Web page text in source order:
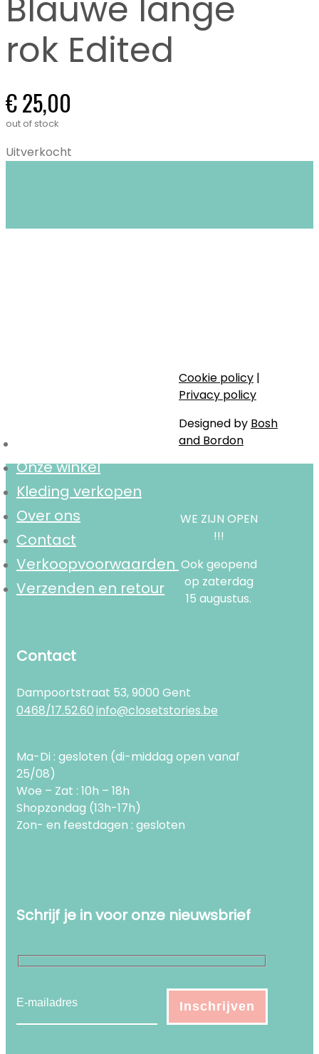
Blauwe lange
rok Edited
€25,00
out of stock
Uitverkocht
Onze winkel
Kleding verkopen
Over ons
Contact
Verkoopvoorwaarden
Verzenden en retour
Contact
Dampoortstraat 53, 9000 Gent
0468/17.52.60info@closetstories.be
Ma-Di : gesloten (di-middag open vanaf
25/08)
Woe – Zat : 10h – 18h
Shopzondag (13h-17h)
Zon- en feestdagen : gesloten
Schrijf je in voor onze nieuwsbrief
Cookie policy |
Privacy policy
Designed by Bosh
and Bordon
WE ZIJN OPEN
!!!
Ook geopend
op zaterdag
15 augustus.